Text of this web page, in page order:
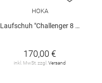
HOKA
Laufschuh "Challenger 8 GTX"
170,00 €
inkl. MwSt. zzgl.Versand